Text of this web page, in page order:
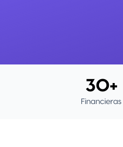
30+
Financieras